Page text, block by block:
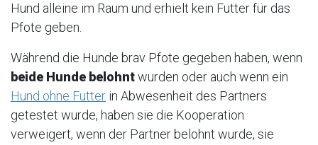
Hund alleine im Raum und erhielt kein Futter für das
Pfote geben.
Während die Hunde brav Pfote gegeben haben, wenn
beide Hunde belohntwurden oder auch wenn ein
Hund ohne Futter in Abwesenheit des Partners
getestet wurde, haben sie die Kooperation
verweigert, wenn der Partner belohnt wurde, sie